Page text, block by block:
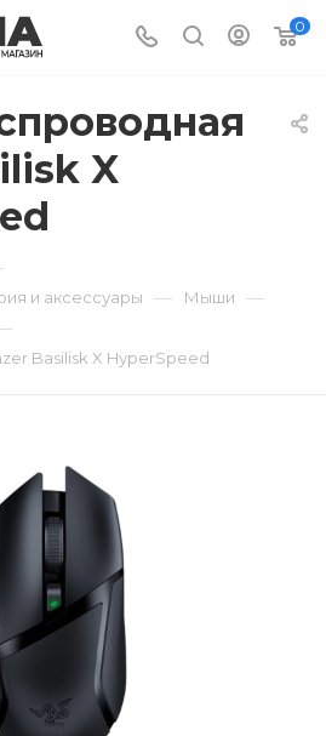
0
X
и аксессуары — Мыши —
Basilisk X HyperSpeed